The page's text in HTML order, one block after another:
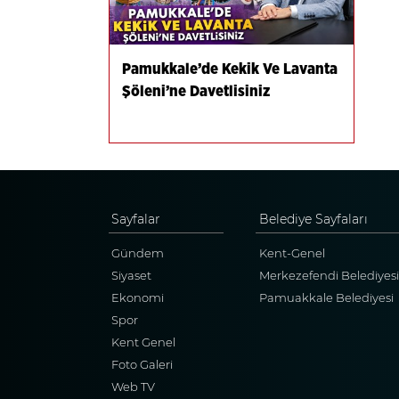
Pamukkale’de Kekik Ve Lavanta
Şöleni’ne Davetlisiniz
Sayfalar
Gündem
Siyaset
Ekonomi
Spor
Kent Genel
Foto Galeri
Web TV
Belediye Sayfaları
Kent-Genel
Merkezefendi Belediyesi
Pamuakkale Belediyesi